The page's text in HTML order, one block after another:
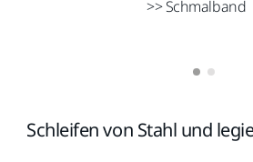
>> Schmalband
Schleifen von Stahl und